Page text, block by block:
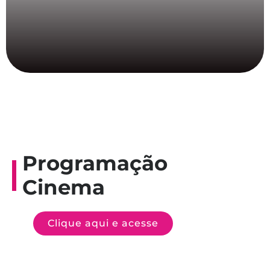
Programação
Cinema
Clique aqui e acesse